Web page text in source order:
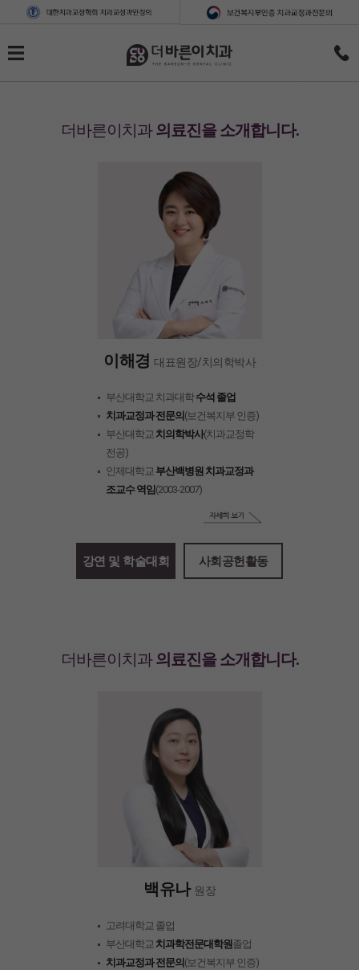
더바른이치과의료진을 소개합니다.
이해경 대표원장/치의학박사
부산대학교 치과대학 수석 졸업
치과교정과 전문의(보건복지부 인증)
부산대학교 치의학박사(치과교정학
전공)
인제대학교 부산백병원 치과교정과
조교수 역임(2003-2007)
강연 및 학술대회 사회공헌활동
더바른이치과의료진을 소개합니다.
백유나 원장
고려대학교 졸업
부산대학교 치과학전문대학원졸업
치과교정과 전문의 (보건복지부 인증)